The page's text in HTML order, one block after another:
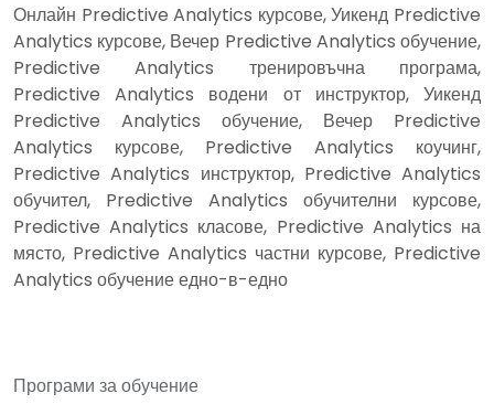
Онлайн Predictive Analytics курсове, Уикенд Predictive
Analytics курсове, Вечер Predictive Analytics обучение,
Predictive Analytics тренировъчна програма,
Predictive Analytics водени от инструктор, Уикенд
Predictive Analytics обучение, Вечер Predictive
Analytics курсове, Predictive Analytics коучинг,
Predictive Analytics инструктор, Predictive Analytics
обучител, Predictive Analytics обучителни курсове,
Predictive Analytics класове, Predictive Analytics на
място, Predictive Analytics частни курсове, Predictive
Analytics обучение едно-в-едно
Програми за обучение